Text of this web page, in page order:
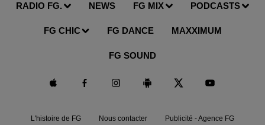
RADIO FG. NEWS FG MIX PODCASTS
FG CHIC FG DANCE MAXXIMUM
FG SOUND
L'histoire de FG Nous contacter Publicité - Agence FG